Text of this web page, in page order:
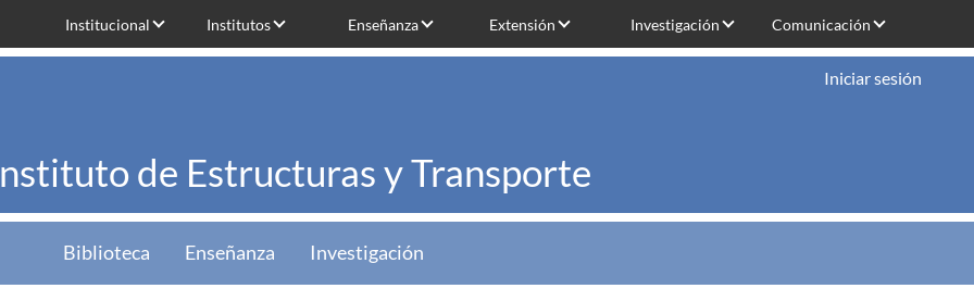
Institucional Institutos Enseñanza Extensión Investigación Comunicación
de Estructuras y Transporte
Iniciar sesión
Biblioteca Enseñanza Investigación